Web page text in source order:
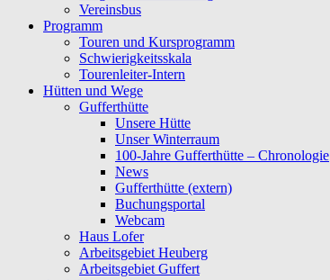
Vereinsbus
Programm
Touren und Kursprogramm
Schwierigkeitsskala
Tourenleiter-Intern
Hütten und Wege
Gufferthütte
Unsere Hütte
Unser Winterraum
100-Jahre Gufferthütte – Chronologie
News
Gufferthütte (extern)
Buchungsportal
Webcam
Haus Lofer
Arbeitsgebiet Heuberg
Arbeitsgebiet Guffert